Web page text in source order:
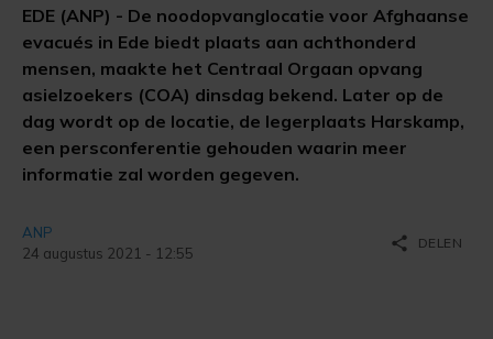
EDE (ANP) - De noodopvanglocatie voor Afghaanse
evacués in Ede biedt plaats aan achthonderd
mensen, maakte het Centraal Orgaan opvang
asielzoekers (COA) dinsdag bekend. Later op de
dag wordt op de locatie, de legerplaats Harskamp,
een persconferentie gehouden waarin meer
informatie zal worden gegeven.
ANP
24 augustus 2021 - 12:55
share DELEN